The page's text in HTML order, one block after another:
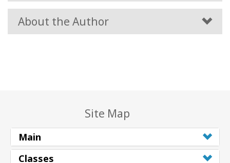
About the Author
Site Map
Main
Classes